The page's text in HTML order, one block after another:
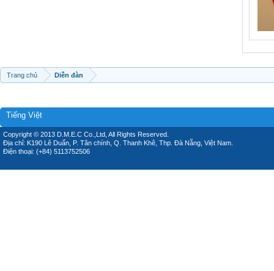
Trang chủ Diễn đàn
Tiếng Việt
Copyright © 2013 D.M.E.C Co.,Ltd, All Rights Reserved.
Địa chỉ: K190 Lê Duẩn, P. Tân chính, Q. Thanh Khê, Thp. Đà Nẵng, Việt Nam.
Điện thoại: (+84) 5113752506